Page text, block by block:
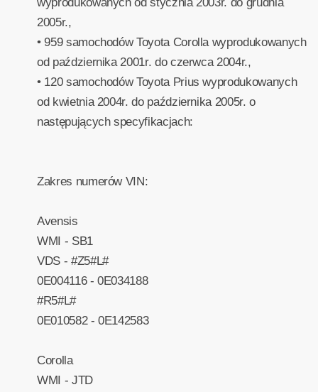
wyprodukowanych od stycznia 2003r. do grudnia
2005r.,
• 959 samochodów Toyota Corolla wyprodukowanych
od października 2001r. do czerwca 2004r.,
• 120 samochodów Toyota Prius wyprodukowanych
od kwietnia 2004r. do października 2005r. o
następujących specyfikacjach:
Zakres numerów VIN:
Avensis
WMI - SB1
VDS - #Z5#L#
0E004116 - 0E034188
#R5#L#
0E010582 - 0E142583
Corolla
WMI - JTD